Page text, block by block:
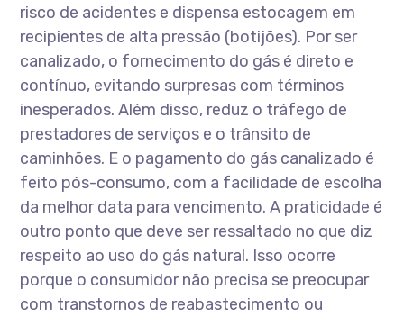
risco de acidentes e dispensa estocagem em
recipientes de alta pressão (botijões). Por ser
canalizado, o fornecimento do gás é direto e
contínuo, evitando surpresas com términos
inesperados. Além disso, reduz o tráfego de
prestadores de serviços e o trânsito de
caminhões. E o pagamento do gás canalizado é
feito pós-consumo, com a facilidade de escolha
da melhor data para vencimento. A praticidade é
outro ponto que deve ser ressaltado no que diz
respeito ao uso do gás natural. Isso ocorre
porque o consumidor não precisa se preocupar
com transtornos de reabastecimento ou